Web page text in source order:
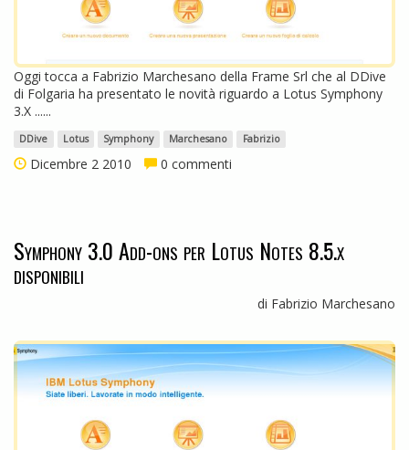
Oggi tocca a Fabrizio Marchesano della Frame Srl che al DDive
di Folgaria ha presentato le novità riguardo a Lotus Symphony
3.X ......
DDive Lotus Symphony Marchesano Fabrizio
Dicembre 2 2010 0 commenti
Symphony 3.0 Add-ons per Lotus Notes 8.5.x
disponibili
di Fabrizio Marchesano